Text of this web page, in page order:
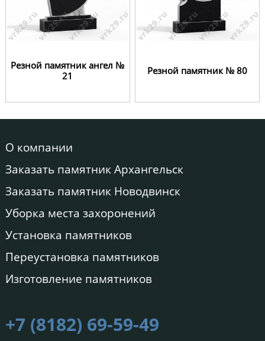
Резной памятник ангел №
21
Резной памятник № 80
О компании
Заказать памятник Архангельск
Заказать памятник Новодвинск
Уборка места захоронений
Установка памятников
Переустановка памятников
Изготовление памятников
+7 (8182) 69-59-49